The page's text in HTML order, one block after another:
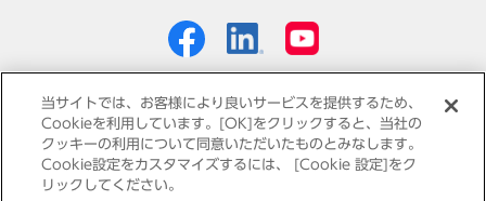
個人情報保護方針 免責事項 サイトマップ
当サイトでは、お客様により良いサービスを提供するため、
Cookieを利用しています。[OK]をクリックすると、当社の
クッキーの利用について同意いただいたものとみなします。
Cookie設定をカスタマイズするには、 [Cookie 設定]をク
リックしてください。